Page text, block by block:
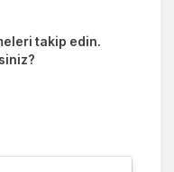
takip edin.